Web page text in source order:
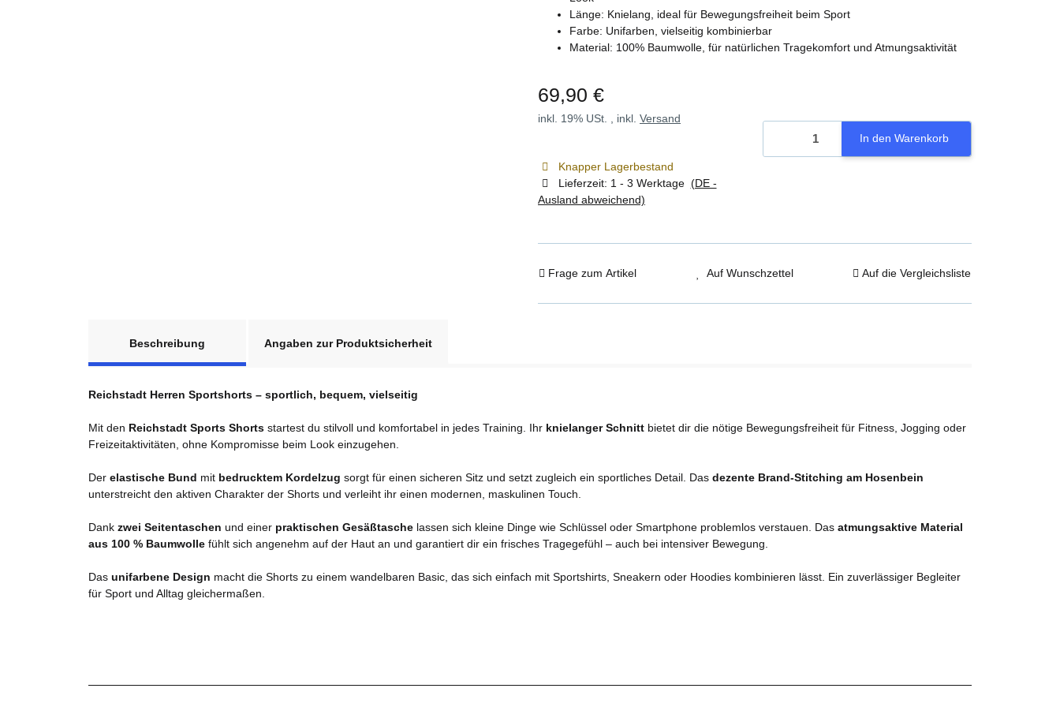
Länge: Knielang, ideal für Bewegungsfreiheit beim Sport
Farbe: Unifarben, vielseitig kombinierbar
Material: 100% Baumwolle, für natürlichen Tragekomfort und Atmungsaktivität
69,90 €
inkl. 19% USt. , inkl. Versand
Knapper Lagerbestand
Lieferzeit: 1 - 3 Werktage (DE -
Ausland abweichend)
In den Warenkorb
Frage zum Artikel Auf Wunschzettel Auf die Vergleichsliste
Beschreibung
Angaben zur Produktsicherheit
Reichstadt Herren Sportshorts – sportlich, bequem, vielseitig
Mit den Reichstadt Sports Shorts startest du stilvoll und komfortabel in jedes Training. Ihr knielanger Schnitt bietet dir die nötige Bewegungsfreiheit für Fitness, Jogging oder
Freizeitaktivitäten, ohne Kompromisse beim Look einzugehen.
Der elastische Bund mit bedrucktem Kordelzug sorgt für einen sicheren Sitz und setzt zugleich ein sportliches Detail. Das dezente Brand-Stitching am Hosenbein
unterstreicht den aktiven Charakter der Shorts und verleiht ihr einen modernen, maskulinen Touch.
Dank zwei Seitentaschen und einer praktischen Gesäßtasche lassen sich kleine Dinge wie Schlüssel oder Smartphone problemlos verstauen. Das atmungsaktive Material
aus 100 % Baumwolle fühlt sich angenehm auf der Haut an und garantiert dir ein frisches Tragegefühl – auch bei intensiver Bewegung.
Das unifarbene Design macht die Shorts zu einem wandelbaren Basic, das sich einfach mit Sportshirts, Sneakern oder Hoodies kombinieren lässt. Ein zuverlässiger Begleiter
für Sport und Alltag gleichermaßen.